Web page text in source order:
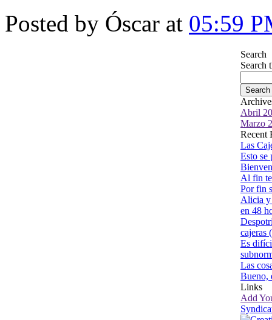
Posted by Óscar at 05:59
Search
Search
Abril
Marzo
Recent
Las
Esto se
Al fin
Por fin
Alicia y
en 48
cajeras
Es
Las
Bueno,
Links
Add